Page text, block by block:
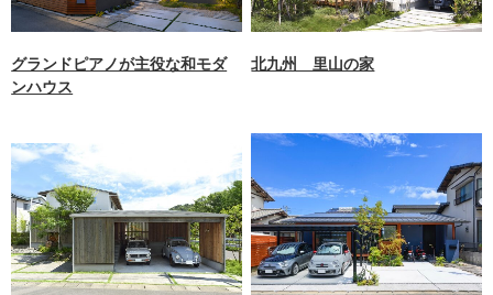
グランドピアノが主役な和モダ
ンハウス
北九州 里山の家